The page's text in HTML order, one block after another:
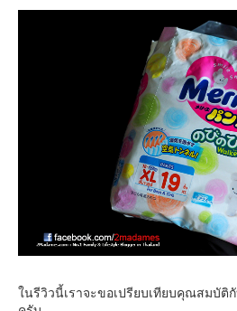
สวิสเซอร์แลนด์
สเปน
ในรีวิวนี้เราจะขอเปรียบเทียบคุณสมบัติ